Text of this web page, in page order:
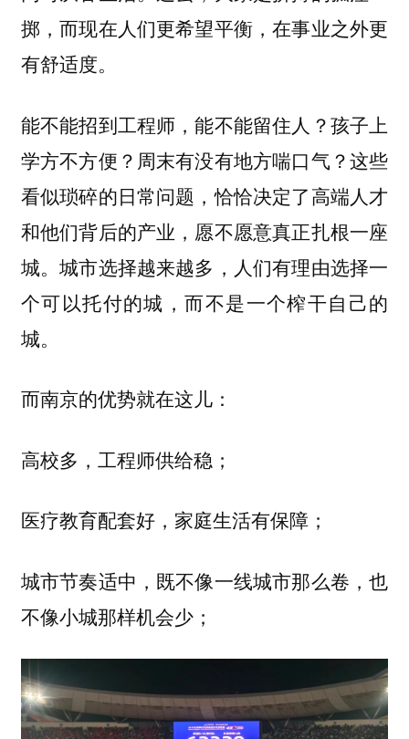
掷，而现在人们更希望平衡，在事业之外更
有舒适度。
能不能招到工程师，能不能留住人？孩子上
学方不方便？周末有没有地方喘口气？这些
看似琐碎的日常问题，恰恰决定了高端人才
和他们背后的产业，愿不愿意真正扎根一座
城。城市选择越来越多，人们有理由选择一
个可以托付的城，而不是一个榨干自己的
城。
而南京的优势就在这儿：
高校多，工程师供给稳；
医疗教育配套好，家庭生活有保障；
城市节奏适中，既不像一线城市那么卷，也
不像小城那样机会少；